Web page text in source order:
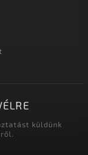
küldünk